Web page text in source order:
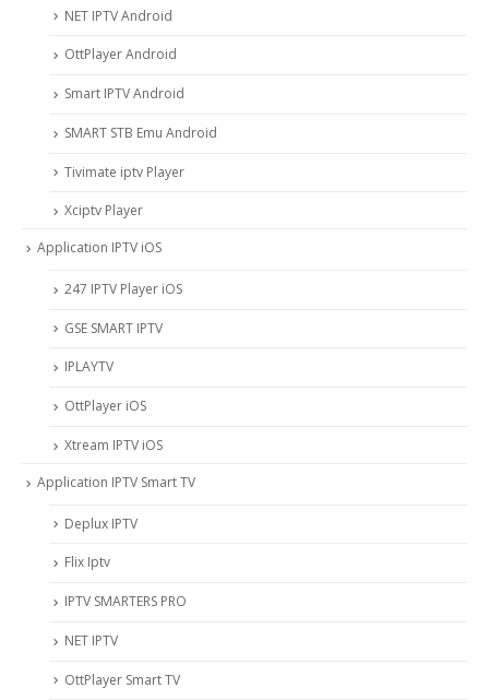
NET IPTV Android
OttPlayer Android
Smart IPTV Android
SMART STB Emu Android
Tivimate iptv Player
Xciptv Player
Application IPTV iOS
247 IPTV Player iOS
‎GSE SMART IPTV
IPLAYTV
OttPlayer iOS
Xtream IPTV iOS
Application IPTV Smart TV
Deplux IPTV
Flix Iptv
IPTV SMARTERS PRO
NET IPTV
OttPlayer Smart TV